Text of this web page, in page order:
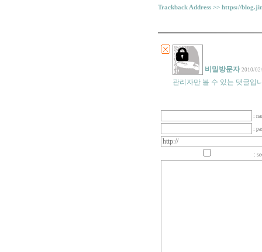
Trackback Address >> https://
비밀방문자 2010/
관리자만 볼 수 있는 댓글입
:
:
: